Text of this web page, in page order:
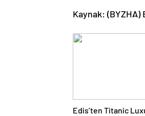
Kaynak: (BYZHA)
Edis’ten Titanic